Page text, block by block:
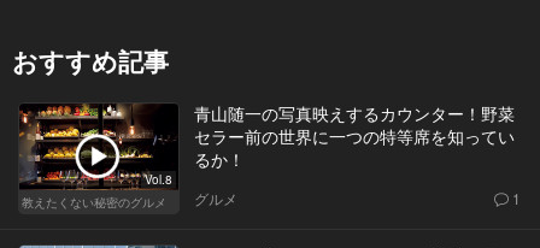
おすすめ記事
Vol.8
教えたくない秘密のグルメ
青山随一の写真映えするカウンター！野菜
セラー前の世界に一つの特等席を知ってい
るか！
グルメ 1